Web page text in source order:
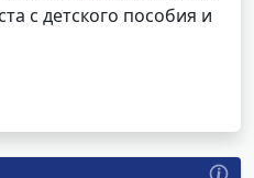
с детского пособия и